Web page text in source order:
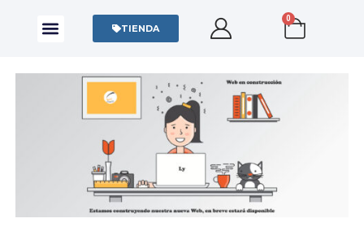
TIENDA
0